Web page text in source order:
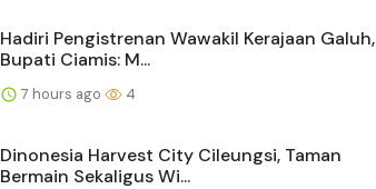
Hadiri Pengistrenan Wawakil Kerajaan Galuh,
Bupati Ciamis: M...
7 hours ago 4
Dinonesia Harvest City Cileungsi, Taman
Bermain Sekaligus Wi...